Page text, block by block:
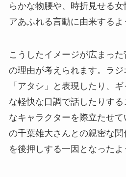
らかな物腰や、時折見せる
アあふれる言動に由来するよ
こうしたイメージが広まっ
の理由が考えられます。ラ
「アタシ」と表現したり、
な軽快な口調で話したりす
なキャラクターを際立たせ
の千葉雄大さんとの親密な
を後押しする一因となったよ